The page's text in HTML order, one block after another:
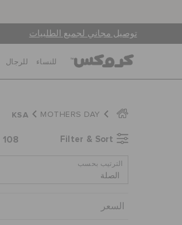
توصيل مجاني لجميع الطلبيات
للنساء للرجال
MOTHERS DAY
KSA
Filter & Sort
108
الترتيب بحسب
السعر